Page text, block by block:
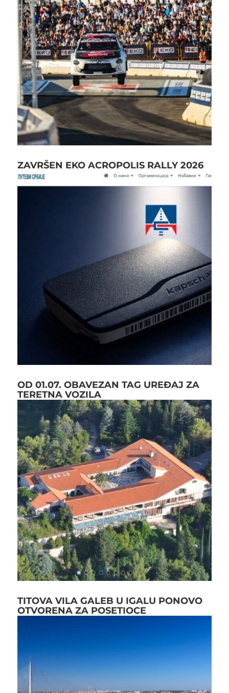
ZAVRŠEN EKO ACROPOLIS RALLY 2026
OD 01.07. OBAVEZAN TAG UREĐAJ ZA
TERETNA VOZILA
TITOVA VILA GALEB U IGALU PONOVO
OTVORENA ZA POSETIOCE